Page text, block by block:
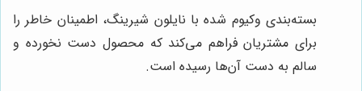
بسته‌بندی وکیوم شده با نایلون شیرینگ، اطمینان خاطر را
برای مشتریان فراهم می‌کند که محصول دست نخورده و
سالم به دست آن‌ها رسیده است.